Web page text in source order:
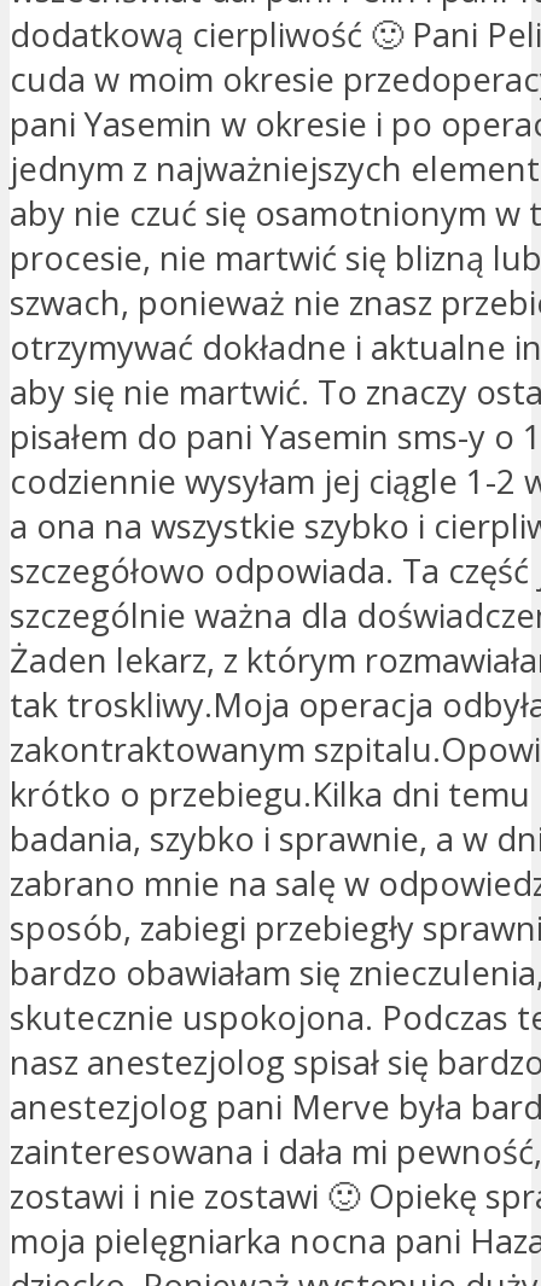
dodatkową cierpliwość 🙂 Pani
cuda w moim okresie
pani Yasemin w okresie i po
jednym z najważniejszych
aby nie czuć się osamotnionym w
procesie, nie martwić się blizną
szwach, ponieważ nie znasz
otrzymywać dokładne i aktualne
aby się nie martwić. To znaczy
pisałem do pani Yasemin sms-y o
codziennie wysyłam jej ciągle 1-2
a ona na wszystkie szybko i
szczegółowo odpowiada. Ta
szczególnie ważna dla
Żaden lekarz, z którym
tak troskliwy.Moja operacja
zakontraktowanym
krótko o przebiegu.Kilka dni temu
badania, szybko i sprawnie, a w
zabrano mnie na salę w
sposób, zabiegi przebiegły
bardzo obawiałam się
skutecznie uspokojona. Podczas
nasz anestezjolog spisał się
anestezjolog pani Merve była
zainteresowana i dała mi
zostawi i nie zostawi 🙂 Opiekę
moja pielęgniarka nocna pani